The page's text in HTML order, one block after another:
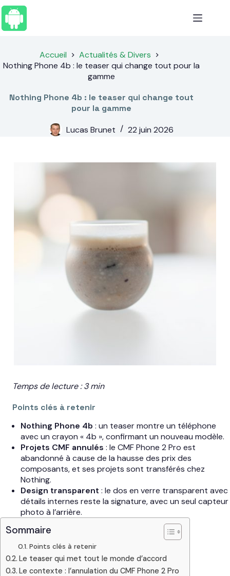
Passer
au
contenu
Accueil
Actualités & Divers
Nothing Phone 4b : le teaser qui change tout pour la
gamme
Nothing Phone 4b : le teaser qui change tout
pour la gamme
Lucas Brunet
22 juin 2026
Temps de lecture : 3 min
Points clés à retenir
Nothing Phone 4b : un teaser montre un téléphone
avec un crayon « 4b », confirmant un nouveau modèle.
Projets CMF annulés : le CMF Phone 2 Pro est
abandonné à cause de la hausse des prix des
composants, et ses projets sont transférés chez
Nothing.
Design transparent : le dos en verre transparent avec
détails internes reste la signature, avec un seul capteur
photo à l’arrière.
Sommaire
Points clés à retenir
Le teaser qui met tout le monde d’accord
Le contexte : l’annulation du CMF Phone 2 Pro